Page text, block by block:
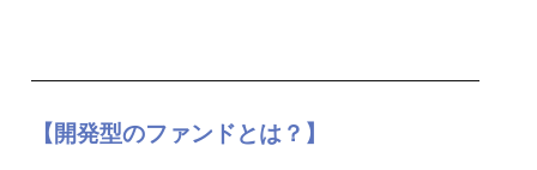
【開発型のファンドとは？】